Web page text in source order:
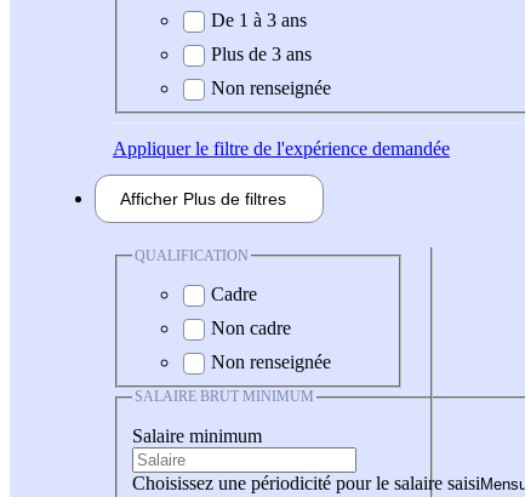
De 1 à 3 ans
Plus de 3 ans
Non renseignée
Appliquerle filtre de l'expérience demandée
Afficher Plus de filtres
QUALIFICATION
Cadre
Non cadre
Non renseignée
SALAIRE BRUT MINIMUM
Salaire minimum
Choisissez une périodicité pour le salaire saisi